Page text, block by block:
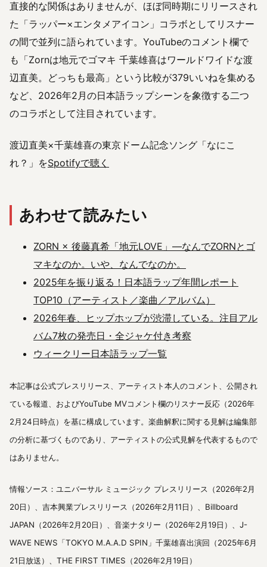
直接的な関係はありませんが、ほぼ同時期にリリースされ
た「ラッパー×エンタメアイコン」コラボとしてリスナー
の間で並列に語られています。YouTubeのコメント欄で
も「Zornは地元でゴマキ 千葉雄喜はワールドワイドな渡
辺直美。どっちも最高」という比較が379いいねを集める
など、2026年2月の日本語ラップシーンを象徴する二つ
のコラボとして注目されています。
渡辺直美×千葉雄喜の東京ドーム記念ソング「なにこ
れ？」をSpotifyで聴く
あわせて読みたい
ZORN × 後藤真希「地元LOVE」―なんでZORNとゴ
マキなのか。いや、なんでなのか。
2025年を振り返る！日本語ラップ年間レポート
TOP10（アーティスト／楽曲／アルバム）
2026年春、ヒップホップが渋滞している。注目アル
バム7枚の発売日・全ジャケ付き考察
ウィークリー日本語ラップ一覧
本記事は公式プレスリリース、アーティスト本人のコメント、公開され
ている報道、およびYouTube MVコメント欄のリスナー反応（2026年
2月24日時点）を基に構成しています。楽曲解釈に関する見解は編集部
の分析に基づくものであり、アーティストの公式見解を代表するもので
はありません。
情報ソース：ユニバーサル ミュージック プレスリリース（2026年2月
20日）、吉本興業プレスリリース（2026年2月11日）、Billboard
JAPAN（2026年2月20日）、音楽ナタリー（2026年2月19日）、J-
WAVE NEWS「TOKYO M.A.A.D SPIN」千葉雄喜出演回（2025年6月
21日放送）、THE FIRST TIMES（2026年2月19日）